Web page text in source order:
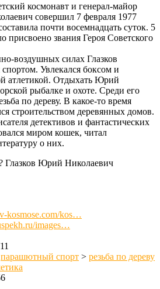
космонавт и генерал-майор
совершил 7 февраля 1977
почти восемнадцать суток. 5
присвоено звания Героя Советского
воздушных силах Глазков
Увлекался боксом и
атлетикой. Отдыхать Юрий
рыбалке и охоте. Среди его
по дереву. В какое-то время
строительством деревянных домов.
детективов и фантастических
миром кошек, читал
о них.
Глазков Юрий Николаевич
kosmose.com/kos…
images…
парашютный спорт > резьба по дереву